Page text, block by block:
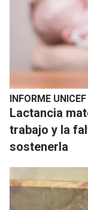
INFORME UNICEF
Lactancia
trabajo y la
sostenerla